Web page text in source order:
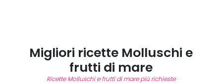
Migliori ricette Molluschi e
frutti di mare
Ricette Molluschi e frutti di mare più richieste